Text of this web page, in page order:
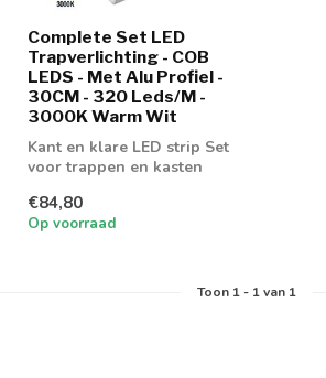
Complete Set LED
Trapverlichting - COB
LEDS - Met Alu Profiel -
30CM - 320 Leds/M -
3000K Warm Wit
Kant en klare LED strip Set
voor trappen en kasten
€84,80
Op voorraad
Toon 1- 1van 1